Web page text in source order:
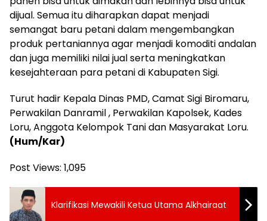
dijual. Semua itu diharapkan dapat menjadi
semangat baru petani dalam mengembangkan
produk pertaniannya agar menjadi komoditi andalan
dan juga memiliki nilai jual serta meningkatkan
kesejahteraan para petani di Kabupaten Sigi.
Turut hadir Kepala Dinas PMD, Camat Sigi Biromaru,
Perwakilan Danramil , Perwakilan Kapolsek, Kades
Loru, Anggota Kelompok Tani dan Masyarakat Loru.
(Hum/Kar)
Post Views: 1,095
Klarifikasi Mewakili Ketua Utama Alkhairaat